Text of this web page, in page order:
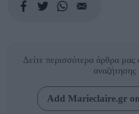
Δείτε περισσότερα άρθρα μας
αναζήτησης
Add Marieclaire.gr